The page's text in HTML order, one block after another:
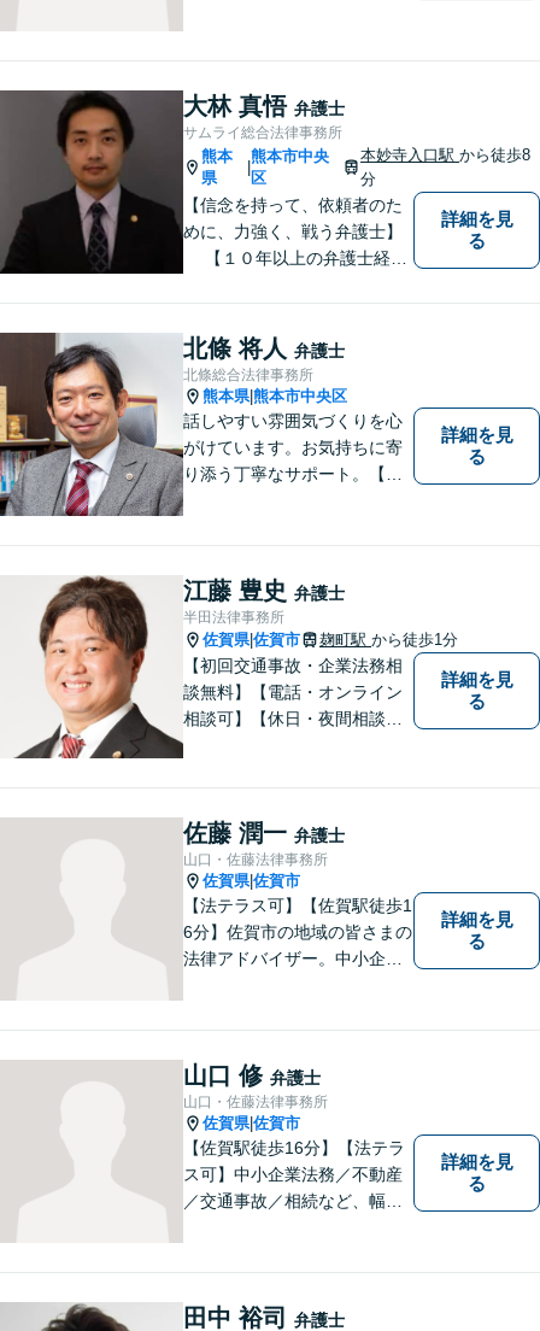
そう地域に法的サービスを提
供してまいります。お気軽に
ご相談を！
大林 真悟 弁護士
サムライ総合法律事務所
熊本
県
|
熊本市中央
区
本妙寺入口駅から徒歩8
分
【信念を持って、依頼者のた
めに、力強く、戦う弁護士】
【１０年以上の弁護士経
等の男女トラブル、③顧問弁
護の３つの分野に力を注ぐ弁
護士】
詳細を見
る
北條 将人 弁護士
北條総合法律事務所
熊本県|熊本市中央区
話しやすい雰囲気づくりを心
がけています。お気持ちに寄
り添う丁寧なサポート。【借
用】証拠集めから手厚くサポ
ート。企業からのご相談も承
ります【交通事故】弁護士費
用特約の利用可【夜間・休日
面談可】
詳細を見
る
江藤 豊史 弁護士
半田法律事務所
佐賀県|佐賀市 麹町駅 から徒歩1分
【初回交通事故・企業法務相
談無料】【電話・オンライン
相談可】【休日・夜間相談
詳細を見
る
佐藤 潤一 弁護士
山口・佐藤法律事務所
佐賀県|佐賀市
【法テラス可】【佐賀駅徒歩1
6分】佐賀市の地域の皆さまの
法律アドバイザー。中小企業
い。人生が良い方向に向くよ
う、最善を尽くさせていただ
きます。【土日夜間対応】
詳細を見
る
山口 修 弁護士
山口・佐藤法律事務所
佐賀県|佐賀市
【佐賀駅徒歩16分】【法テラ
ス可】中小企業法務／不動産
／交通事故／相続など、幅広
添い、適切な解決へと導きま
す。まずはお気軽にご相談く
詳細を見
る
田中 裕司 弁護士